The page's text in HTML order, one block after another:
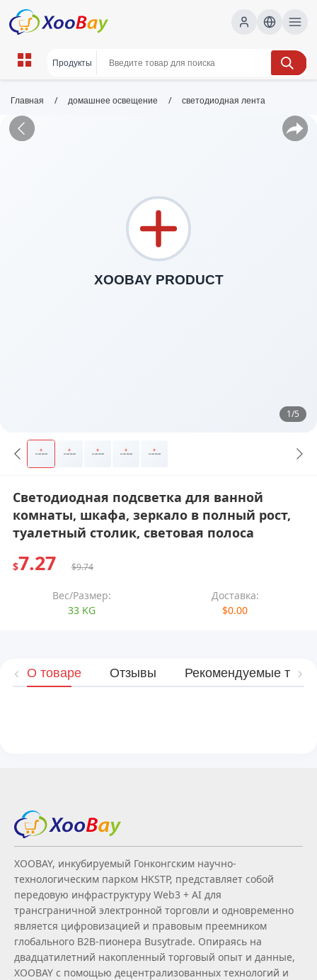
Главная / домашнее освещение / светодиодная лента
1/5
Светодиодная подсветка для ванной
комнаты, шкафа, зеркало в полный рост,
туалетный столик, световая полоса
$7.27 $9.74
Вес/Размер:
33 KG
Доставка:
$0.00
О товаре Отзывы Рекомендуемые
XOOBAY, инкубируемый Гонконгским научно-
технологическим парком HKSTP, представляет собой
передовую инфраструктуру Web3 + AI для
трансграничной электронной торговли и одновременно
является цифровизацией и правовым преемником
глобального B2B‑пионера Busytrade. Опираясь на
двадцатилетний накопленный торговый опыт и данные,
XOOBAY с помощью децентрализованных технологий и